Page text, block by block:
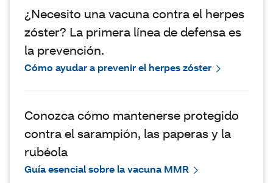
¿Necesito una vacuna contra el herpes
zóster? La primera línea de defensa es
la prevención.
Cómo ayudar a prevenir el herpes zóster
Conozca cómo mantenerse protegido
contra el sarampión, las paperas y la
rubéola
Guía esencial sobre la vacuna MMR